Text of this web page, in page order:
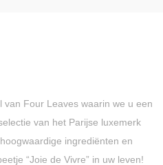
van Four Leaves waarin we u een
van het Parijse luxemerk
ingrediënten en
“Joie de Vivre” in uw leven!